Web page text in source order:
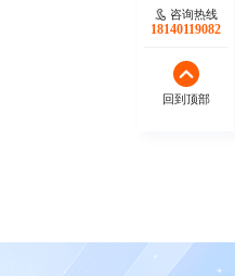
咨询热线
18140119082
回到顶部